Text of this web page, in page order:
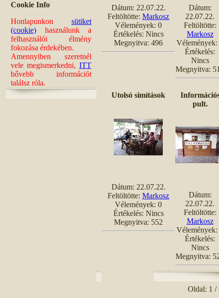
Cookie Info
Honlapunkon sütiket
(cookie) használunk a
felhasználói élmény
fokozása érdekében.
Amennyiben szeretnél
vele megismerkedni, ITT
bővebb információt
találsz róla.
Dátum: 22.07.22.
Feltöltötte: Markosz
Vélemények: 0
Értékelés: Nincs
Megnyitva: 496
Dátum:
22.07.22.
Feltöltötte:
Markosz
Vélemények:
Értékelés:
Nincs
Megnyitva:
Utolsó simítások
Dátum: 22.07.22.
Feltöltötte: Markosz
Vélemények: 0
Értékelés: Nincs
Megnyitva: 552
pult.
Dátum:
22.07.22.
Feltöltötte:
Markosz
Vélemények:
Értékelés:
Nincs
Megnyitva:
Oldal: 1 /